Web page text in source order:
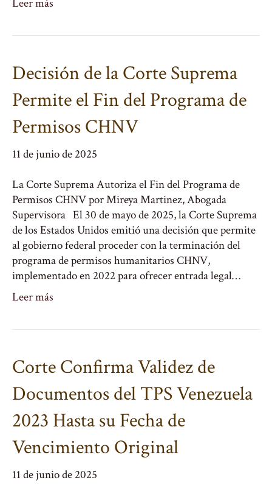
Leer más
Decisión de la Corte Suprema
Permite el Fin del Programa de
Permisos CHNV
11 de junio de 2025
La Corte Suprema Autoriza el Fin del Programa de
Permisos CHNV por Mireya Martinez, Abogada
Supervisora El 30 de mayo de 2025, la Corte Suprema
de los Estados Unidos emitió una decisión que permite
al gobierno federal proceder con la terminación del
programa de permisos humanitarios CHNV,
implementado en 2022 para ofrecer entrada legal…
Leer más
Corte Confirma Validez de
Documentos del TPS Venezuela
2023 Hasta su Fecha de
Vencimiento Original
11 de junio de 2025